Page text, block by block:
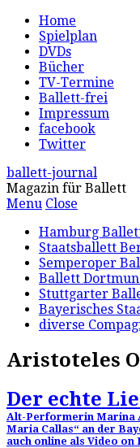
Home
Spielplan
DVDs
Bücher
TV-Termine
Ballett-frei
Impressum
facebook
Twitter
ballett-journal
Magazin für Ballett
Menu Close
Hamburg
Staatsballett
Semperoper
Ballett
Stuttgarter
Bayerisches
diverse
Aristoteles
Der echte
Alt-Performerin Marina
Maria Callas“ an der
auch online als Video on